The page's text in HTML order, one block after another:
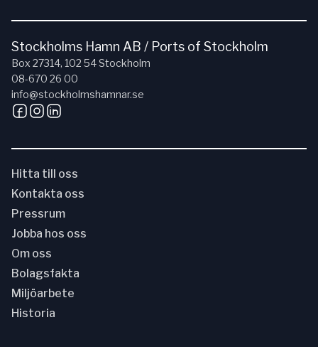
Stockholms Hamn AB / Ports of Stockholm
Box 27314, 102 54 Stockholm
08-670 26 00
info@stockholmshamnar.se
Hitta till oss
Kontakta oss
Pressrum
Jobba hos oss
Om oss
Bolagsfakta
Miljöarbete
Historia